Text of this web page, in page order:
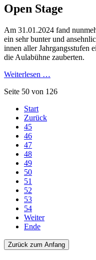
Open Stage
Am 31.01.2024 fand
ein sehr bunter und
innen aller Jahrgangsstufen
die Aulabühne zauberten.
Weiterlesen …
Seite 50 von 126
Start
Zurück
45
46
47
48
49
50
51
52
53
54
Weiter
Ende
Zurück zum Anfang